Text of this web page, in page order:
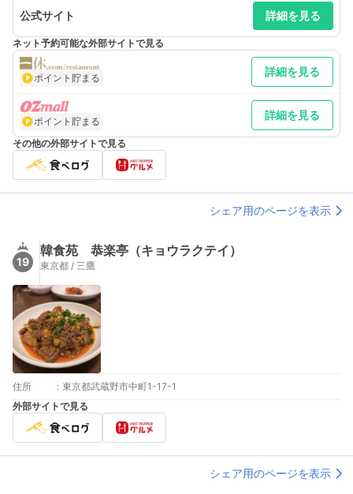
公式サイト 詳細を見る
ネット予約可能な外部サイトで見る
ポイント貯まる 詳細を見る
ポイント貯まる 詳細を見る
その他の外部サイトで見る
シェア用のページを表示
19
韓食苑 恭楽亭（キョウラクテイ）
東京都 / 三鷹
住所 : 東京都武蔵野市中町1-17-1
外部サイトで見る
シェア用のページを表示